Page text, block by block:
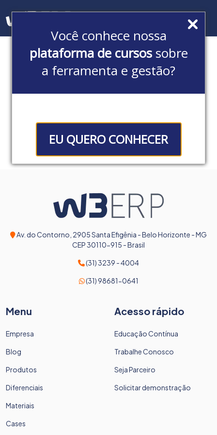
Você conhece nossa
plataforma de cursossobre
a ferramenta e gestão?
EU QUERO CONHECER
Produtos
Av. do Contorno, 2905 Santa Efigênia - Belo Horizonte - MG
CEP 30110-915 - Brasil
(31) 3239 - 4004
(31) 98681-0641
Menu
Empresa
Blog
Produtos
Diferenciais
Materiais
Cases
Acesso rápido
Educação Contínua
Trabalhe Conosco
Seja Parceiro
Solicitar demonstração